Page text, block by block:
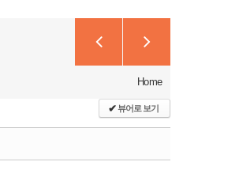
Home
✔뷰어로 보기